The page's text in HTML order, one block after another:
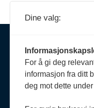
Om
etter
Dine valg:
For å gi deg
informasjon fra ditt
deg mot dette